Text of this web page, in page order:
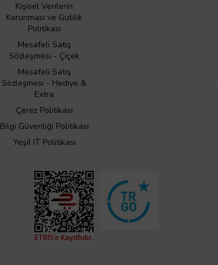
Kişisel Verilerin
Korunması ve Gizlilik
Politikası
Mesafeli Satış
Sözleşmesi - Çiçek
Mesafeli Satış
Sözleşmesi - Hediye &
Extra
Çerez Politikası
Bilgi Güvenliği Politikası
Yeşil IT Politikası